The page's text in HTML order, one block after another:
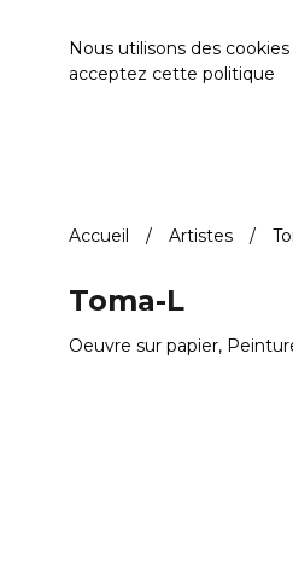
Nous utilisons des
acceptez cette politique
Accueil Artistes
Toma-L
Oeuvre sur papier,